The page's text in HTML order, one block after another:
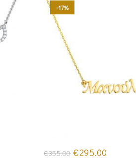
-17%
€355.00 Original
€295.00